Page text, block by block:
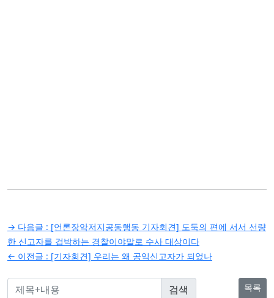
글
탐
색
→ 다음글 : [언론장악저지공동행동 기자회견] 도둑의 편에 서서 선량
한 신고자를 겁박하는 경찰이야말로 수사 대상이다
← 이전글 : [기자회견] 우리는 왜 공익신고자가 되었나
목록